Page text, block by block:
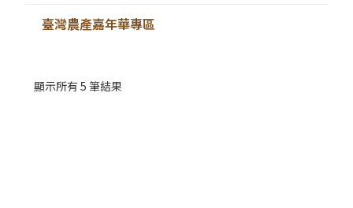
臺灣農產嘉年華專區
顯示所有 5 筆結果